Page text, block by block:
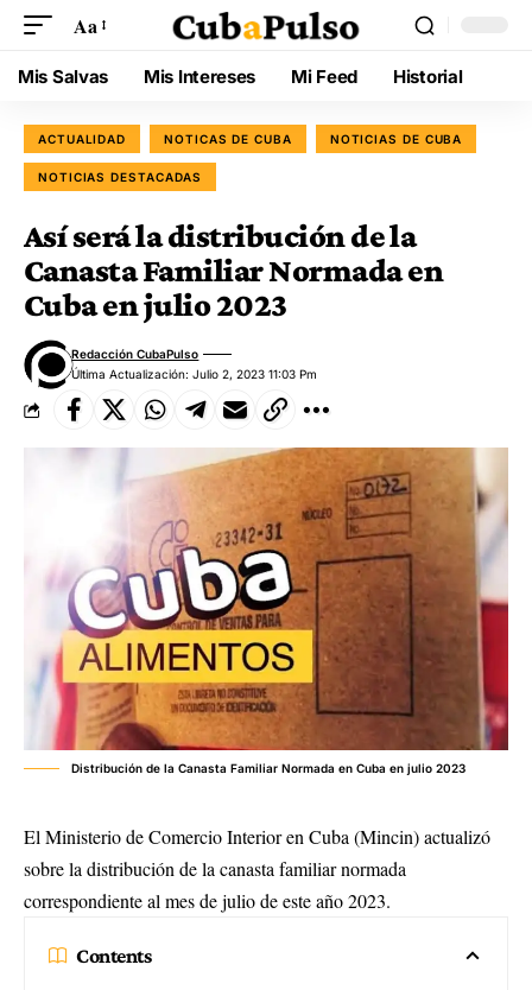
Aa
Mis Salvas Mis Intereses Mi Feed Historial
ACTUALIDAD NOTICAS DE CUBA NOTICIAS DE CUBA
NOTICIAS DESTACADAS
Así será la distribución de la
Canasta Familiar Normada en
Cuba en julio 2023
Última Actualización: Julio 2, 2023 11:03 Pm
Redacción CubaPulso
Distribución de la Canasta Familiar Normada en Cuba en julio 2023
El Ministerio de Comercio Interior en Cuba (Mincin) actualizó
sobre la distribución de la canasta familiar normada
correspondiente al mes de julio de este año 2023.
Contents